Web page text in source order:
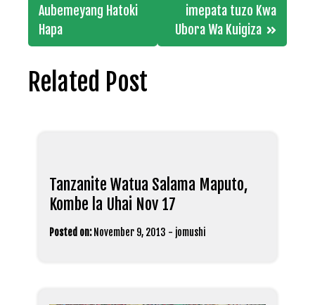
navigation
Aubemeyang Hatoki
Hapa
imepata tuzo Kwa
Ubora Wa Kuigiza
Related Post
Tanzanite Watua Salama Maputo,
Kombe la Uhai Nov 17
Posted on: November 9, 2013 - jomushi